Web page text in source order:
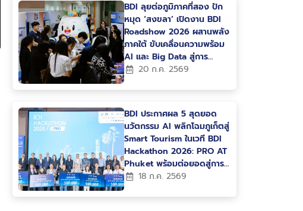
BDI ลุยต่อภูมิภาคที่สอง ปัก
หมุด ‘สงขลา’ เปิดงาน BDI
Roadshow 2026 ผสานพลัง
ภาคใต้ ขับเคลื่อนความพร้อม
AI และ Big Data สู่การ
พัฒนาเมืองและเศรษฐกิจแห่ง
20 ก.ค. 2569
BDI ประกาศผล 5 สุดยอด
นวัตกรรม AI พลิกโฉมภูเก็ตสู่
Smart Tourism ในเวที BDI
Hackathon 2026: PRO AT
Phuket พร้อมต่อยอดสู่การ
ใช้งานจริง
18 ก.ค. 2569